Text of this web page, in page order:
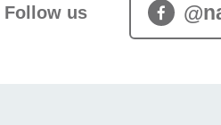
Follow us